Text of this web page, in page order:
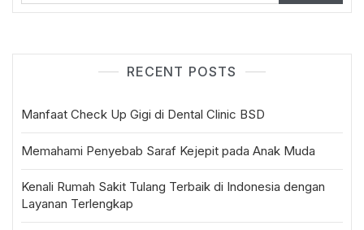
RECENT POSTS
Manfaat Check Up Gigi di Dental Clinic BSD
Memahami Penyebab Saraf Kejepit pada Anak Muda
Kenali Rumah Sakit Tulang Terbaik di Indonesia dengan
Layanan Terlengkap